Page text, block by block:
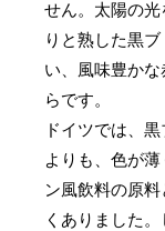
せん。太陽の
りと熟した黒
い、風味豊か
らです。
ドイツでは、
よりも、色が
ン風飲料の原
くありました